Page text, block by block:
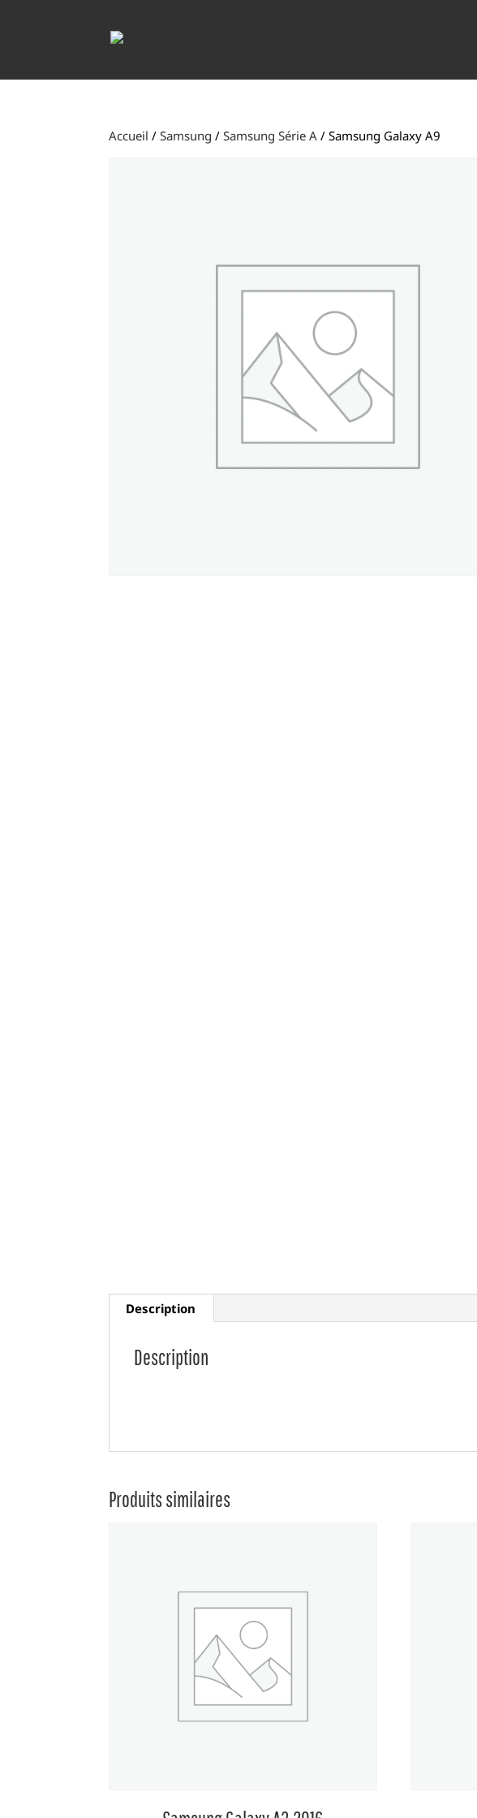
Accueil /Samsung /Samsung Série A / Samsung Galaxy A9
Description
Description
Produits similaires